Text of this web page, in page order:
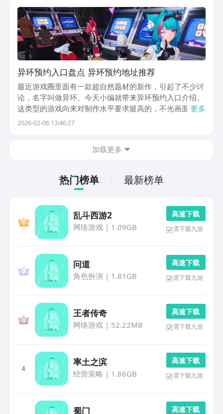
异环预约入口盘点 异环预约地址推荐
最近游戏圈里面有一款超自然题材的新作，引起了不少讨
论，名字叫做异环。今天小编就带来异环预约入口介绍。
这类型的游戏向来对制作水平要求挺高的，不光画面要做
得精细，剧情方面也得足够吸引人才行。异环从曝光开
更多
2026-02-06 13:46:27
加载更多
热门榜单 最新榜单
乱斗西游2
网络游戏| 1.09GB
高 速 下 载
需下载九游
问道
角色扮演 | 1.81GB
高 速 下 载
需下载九游
王者传奇
网络游戏| 52.22MB
高 速 下 载
需下载九游
4
率土之滨
经营策略 | 1.86GB
高 速 下 载
需下载九游
蜀门 高 速 下 载